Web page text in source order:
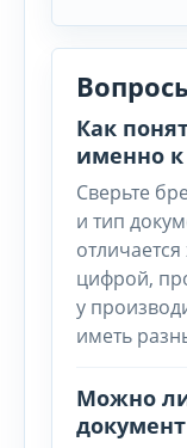
Как
именно
Сверьте
и тип
цифрой,
у
иметь
Можно ли